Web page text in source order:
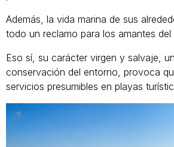
Además, la vida marina de sus
todo un reclamo para los amantes
Eso sí, su carácter virgen y salvaje,
conservación del entorno, provoca
servicios presumibles en playas